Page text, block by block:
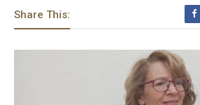
Share This: